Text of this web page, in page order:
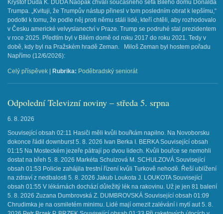
Kryštof Duda K. DUDA Naopak chválí současného šéfa Bílého domu Donalda
Trumpa. „Kvituji, že Trumpův nástup přinesl v tom posledním obrat k lepšímu,“
podotkl k tomu, že podle něj proti němu stáli lidé, kteří chtěli, aby rozhodovalo
v Česku americké velvyslanectví v Praze. Trump se podruhé stal prezidentem
v roce 2025. Předtím byl v Bílém domě od roku 2017 do roku 2021. Tedy v
době, kdy byl na Pražském hradě Zeman. Miloš Zeman byl hostem pořadu
Napřímo (12/6/2026): ​
Celý příspěvek Rubrika: Poděbradský seniorát
Odpolední Televizní noviny – středa 5. srpna
6. 8. 2026
Související obsah 02:11 Hasiči měli kvůli bouřkám napilno. Na Novoborsku
dokonce řádil downburst 5. 8. 2026 Ivan Berka I. BERKA Související obsah
01:15 Na Mosteckém jezeře pátrají po dvou lidech. Kvůli bouřce se nemohli
dostat na břeh 5. 8. 2026 Markéta Schulzová M. SCHULZOVÁ Související
obsah 01:53 Policie zahájila trestní řízení kvůli Turkově nehodě. Řeší ublížení
na zdraví z nedbalosti 5. 8. 2026 Jakub Loukota J. LOUKOTA Související
obsah 01:55 V lékárnách dochází důležitý lék na rakovinu. Už je jen 81 balení
5. 8. 2026 Zuzana Dumbrovská Z. DUMBROVSKÁ Související obsah 01:09
Chrudimka je na osmiletém minimu. Lidé mají omezit zalévání i mytí aut 5. 8.